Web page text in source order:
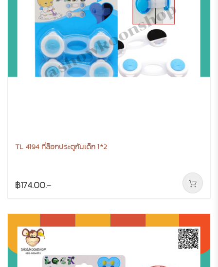
TL 4194 ที่ล็อกประตูกันเด็ก 1*2
฿174.00.-